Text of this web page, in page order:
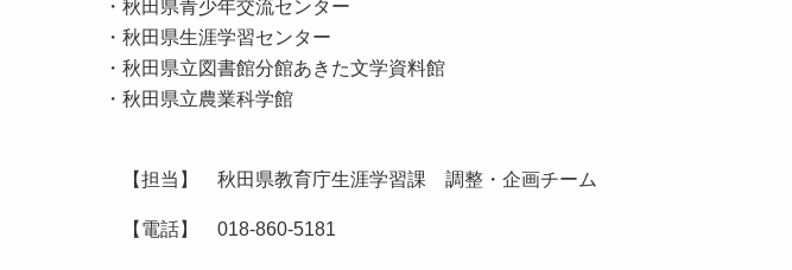
・秋田県青少年交流センター
・秋田県生涯学習センター
・秋田県立図書館分館あきた文学資料館
・秋田県立農
【担当】 秋田県教育庁生涯学習課 調整・企画チーム
【電話】 018-860-5181